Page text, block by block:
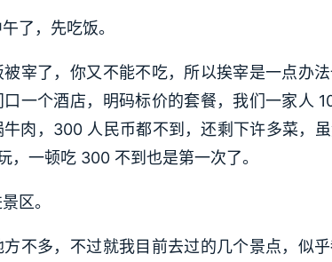
了，先吃饭。
宰了，你又不能不吃，所以挨宰是一点办
口一个酒店，明码标价的套餐，我们一家人
肉，300 人民币都不到，还剩下许多菜，
，一顿吃 300 不到也是第一次了。
区。
不多，不过就我目前去过的几个景点，似乎